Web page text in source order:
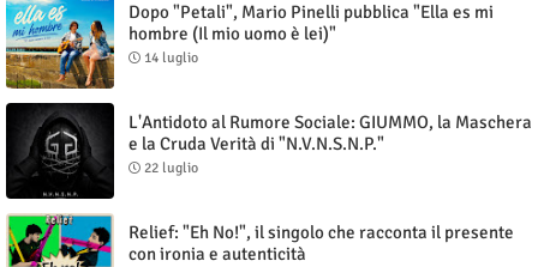
Dopo "Petali", Mario Pinelli pubblica "Ella es mi
hombre (Il mio uomo è lei)"
14 luglio
L'Antidoto al Rumore Sociale: GIUMMO, la Maschera
e la Cruda Verità di "N.V.N.S.N.P."
22 luglio
Relief: "Eh No!", il singolo che racconta il presente
con ironia e autenticità